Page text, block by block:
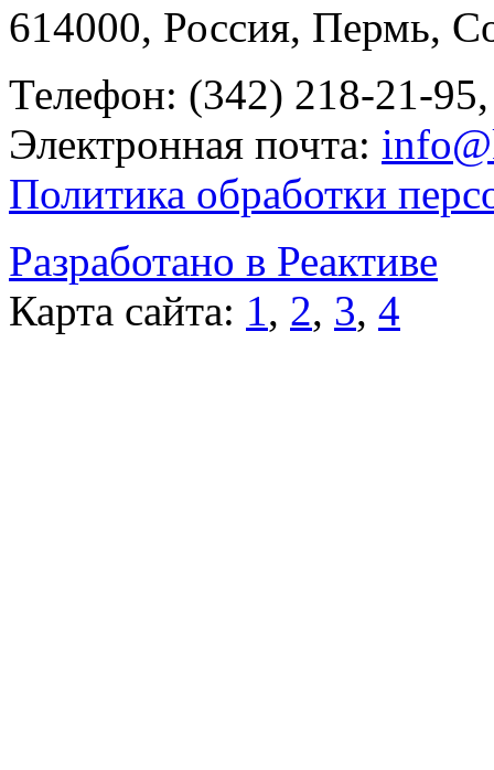
614000, Россия, Пермь,
Телефон: (342) 218-21-
Электронная почта:
Политика обработки
Разработано в Реактиве
Карта сайта: 1, 2, 3, 4